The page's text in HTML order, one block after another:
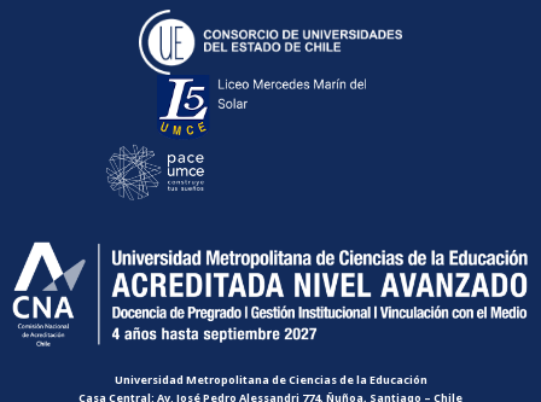
Universidad Metropolitana de Ciencias de la Educación
Casa Central: Av. José Pedro Alessandri 774, Ñuñoa, Santiago – Chile